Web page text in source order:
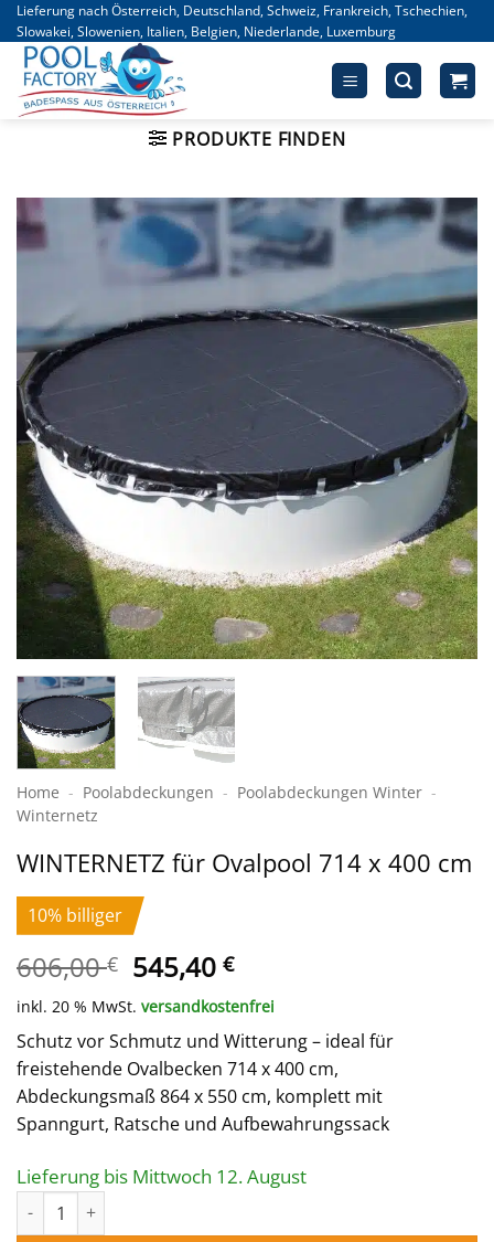
Zum
Inhalt
springen
Lieferung nach Österreich, Deutschland, Schweiz, Frankreich, Tschechien,
Slowakei, Slowenien, Italien, Belgien, Niederlande, Luxemburg
PRODUKTE FINDEN
Home - Poolabdeckungen - Pool­abdeckungen Winter -
Winternetz
WINTERNETZ für Ovalpool 714 x 400 cm
10% billiger
606,00€ Ursprünglicher
Preis
war:
606,00 €
545,40€Aktueller
Preis
ist:
545,40 €.
inkl. 20 % MwSt. versandkostenfrei
Schutz vor Schmutz und Witterung – ideal für
freistehende Ovalbecken 714 x 400 cm,
Abdeckungsmaß 864 x 550 cm, komplett mit
Spanngurt, Ratsche und Aufbewahrungssack
Lieferung bis Mittwoch 12. August
WINTERNETZ für Ovalpool 714 x 400 cm Menge